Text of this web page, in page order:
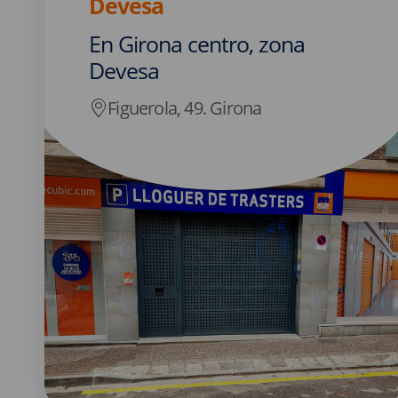
En Girona centro, zona
Devesa
Figuerola, 49. Girona